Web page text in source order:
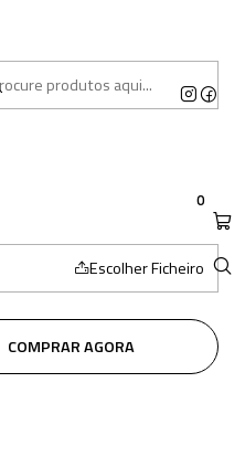
0
Escolher Ficheiro
COMPRAR AGORA